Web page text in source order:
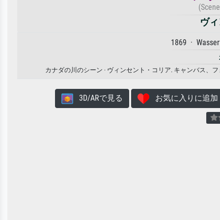
ヴ
1869 ·
カナダの川のシーン · ヴィンセント・コリア. キャンバス、
3D/ARで見る お気に入りに追加